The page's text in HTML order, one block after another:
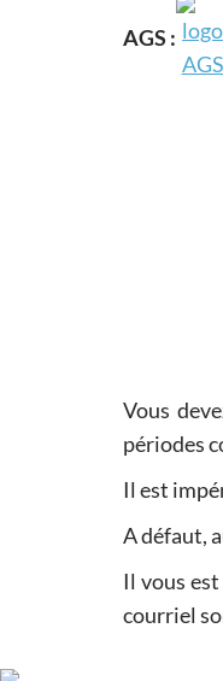
AGS :
Vous
périodes
Il est
A défaut,
Il vous
courriel